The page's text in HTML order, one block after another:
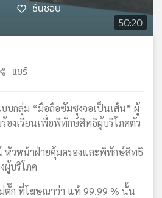
50:20
ชื่นชอบ
แชร์
บกลุ่ม “มือถือซัมซุงจอเป็นเส้น” ผู้
องเรียนเพื่อพิทักษ์สิทธิผู้บริโภคตัว
วหน้าฝ่ายคุ้มครองและพิทักษ์สิทธิ
ผู้บริโภค
ตั๊ก ที่โฆษณาว่า แท้ 99.99 % นั้น